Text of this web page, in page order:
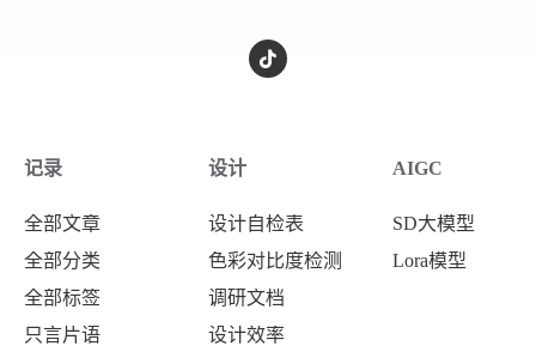
记录
全部文章
全部分类
全部标签
只言片语
设计
设计自检表
色彩对比度检测
调研文档
设计效率
AIGC
SD大模型
Lora模型